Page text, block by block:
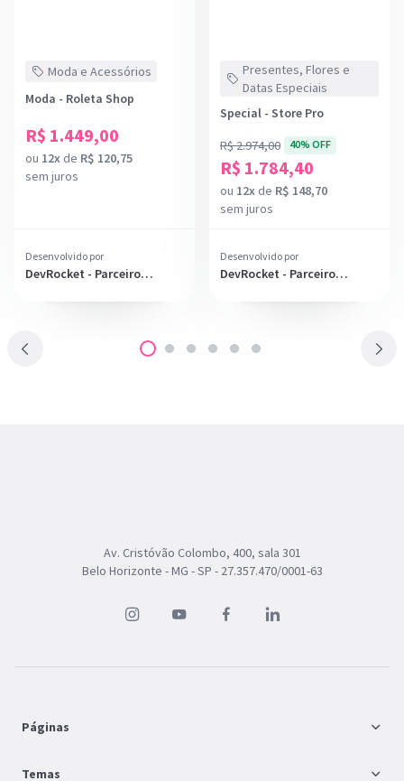
Moda e Acessórios
Moda - Roleta Shop
R$ 1.449,00
ou 12x de R$ 120,75
sem juros
Desenvolvido por
DevRocket - Parceiro
Presentes, Flores e
Datas Especiais
Special - Store Pro
R$ 2.974,00
40% OFF
R$ 1.784,40
ou 12x de R$ 148,70
sem juros
Desenvolvido por
DevRocket - Parceiro
Av. Cristóvão Colombo, 400, sala 301
Belo Horizonte - MG - SP - 27.357.470/0001-63
Páginas
FAQ
Temas